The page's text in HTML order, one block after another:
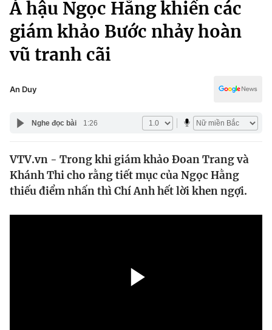
Chính trị
Xã hội
Pháp luật
Y tế
Thế giới
Tin tức
Thế giới đó đây
Kinh tế
Thể thao
Truyền hình
Văn hóa - Giải trí
Á hậu Ngọc Hằng khiến các
giám khảo Bước nhảy hoàn
vũ tranh cãi
An Duy
Nghe đọc bài 1:26
VTV.vn - Trong khi giám khảo Đoan Trang và
Khánh Thi cho rằng tiết mục của Ngọc Hằng
thiếu điểm nhấn thì Chí Anh hết lời khen ngợi.